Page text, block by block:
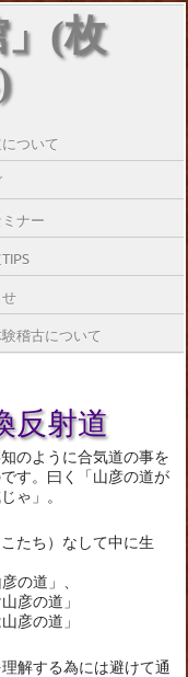
(枚
ついて
ナー
せ
稽古について
反射道
のように合気道の事を
す。曰く「山彦の道が
ゃ」。
たち）なして中に生
の道」、
彦の道」
彦の道」
解する為には避けて通